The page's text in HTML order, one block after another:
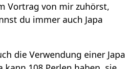
Vortrag von mir zuhörst,
du immer auch Japa
die Verwendung einer Japa